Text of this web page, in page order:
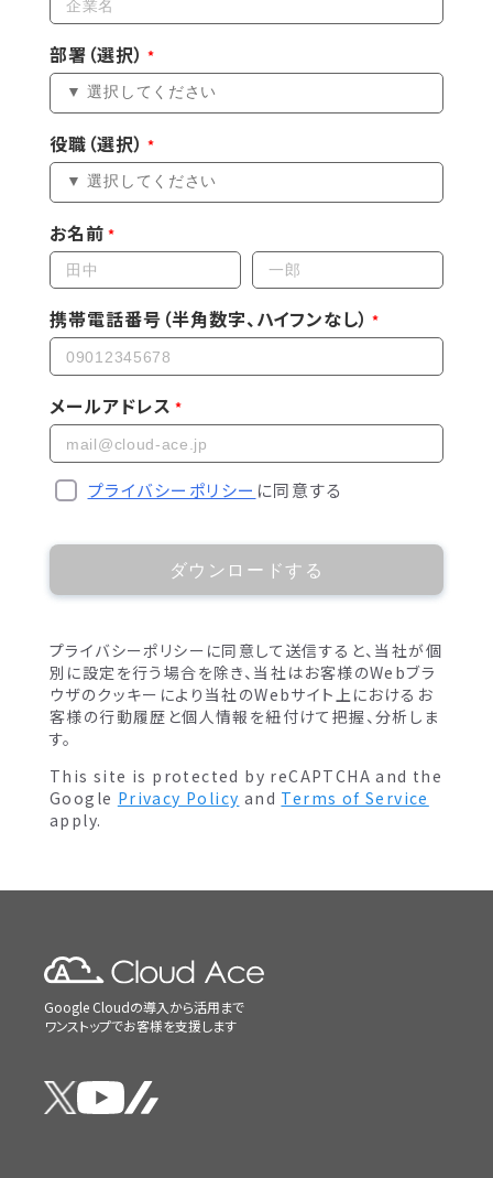
部署（選択）
役職（選択）
お名前
携帯電話番号（半角数字、ハイフンなし）
メールアドレス
プライバシーポリシー に同意する
ダウンロードする
プライバシーポリシーに同意して送信すると、当社が個
別に設定を行う場合を除き、当社はお客様のWebブラ
ウザのクッキーにより当社のWebサイト上におけるお
客様の行動履歴と個人情報を紐付けて把握、分析しま
す。
This site is protected by reCAPTCHA and the
Google Privacy Policy and Terms of Service
apply.
Google Cloudの導入から活用まで
ワンストップでお客様を支援します